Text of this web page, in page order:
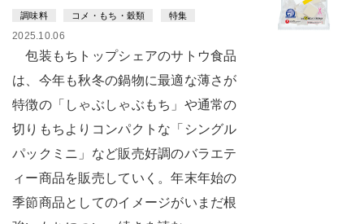
調味料 コメ・もち・穀類 特集
2025.10.06
包装もちトップシェアのサトウ食品
は、今年も秋冬の鍋物に最適な薄さが
特徴の「しゃぶしゃぶもち」や通常の
切りもちよりコンパクトな「シングル
パックミニ」など販売好調のバラエテ
ィー商品を販売していく。年末年始の
季節商品としてのイメージがいまだ根